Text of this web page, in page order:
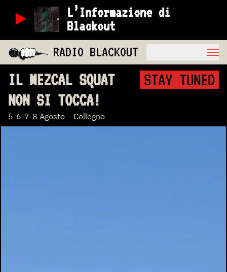
L’Informazione di
Blackout
RADIO BLACKOUT
IL MEZCAL SQUAT
NON SI TOCCA!
5-6-7-8 Agosto – Collegno
STAY TUNED